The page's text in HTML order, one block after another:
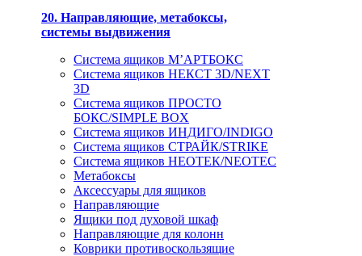
20. Направляющие, метабоксы,
системы выдвижения
Система ящиков М’АРТБОКС
Система ящиков НЕКСТ 3D/NEXT
3D
Система ящиков ПРОСТО
БОКС/SIMPLE BOX
Система ящиков ИНДИГО/INDIGO
Система ящиков СТРАЙК/STRIKE
Система ящиков НЕОТЕК/NEOTEC
Метабоксы
Аксессуары для ящиков
Направляющие
Ящики под духовой шкаф
Направляющие для колонн
Коврики противоскользящие